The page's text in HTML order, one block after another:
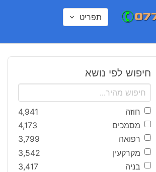
תפריט
חיפוש לפי נושא
חוזה
4,941
מסמכים
4,173
רפואה
3,799
מקרקעין
3,542
בניה
3,417